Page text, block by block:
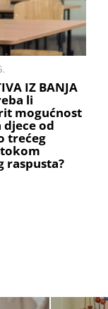
IZ BANJA
li
mogućnost
od
trećeg
raspusta?